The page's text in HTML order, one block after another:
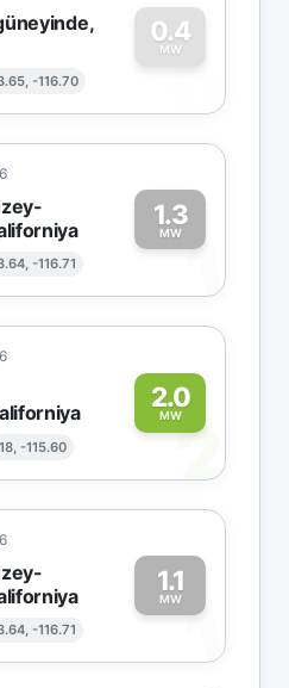
-116.70
0.4
MW
0
-116.71
1.3
MW1
-115.60
2.0
MW
2
-116.71
1.1
MW1